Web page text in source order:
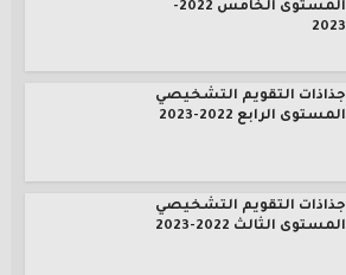
المستوى الخامس 2022-
2023
جذاذات التقويم التشخيصي
المستوى الرابع 2022-2023
جذاذات التقويم التشخيصي
المستوى الثالث 2022-2023